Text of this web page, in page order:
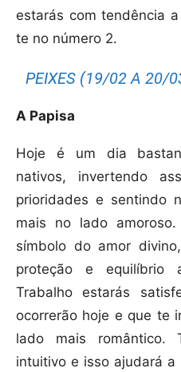
estarás com tendência
te no número 2.
PEIXES (19/02 A 20/
A Papisa
Hoje é um dia
nativos, invertendo
prioridades e sentindo
mais no lado
símbolo do amor
proteção e equilíbrio
Trabalho estarás
ocorrerão hoje e que te
lado mais romântico.
intuitivo e isso ajudará a